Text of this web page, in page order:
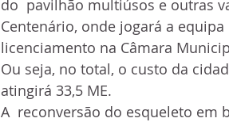
do  pavilhão multiúsos e outras
Centenário, onde jogará a
licenciamento na Câmara
Ou seja, no total, o custo da
atingirá 33,5 ME.
A  reconversão do esqueleto em